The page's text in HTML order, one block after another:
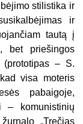
stilistika ir
ir
tautą į
bet priešingos
– S.
visa moteris
pabaigoje,
– komunistinių
„Trečias